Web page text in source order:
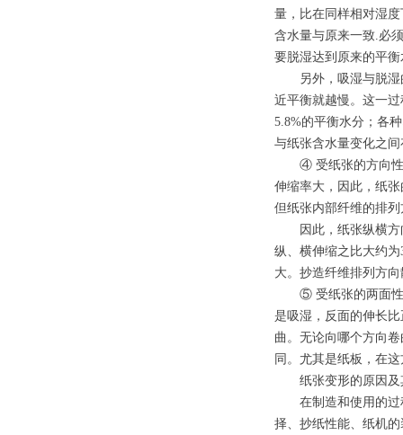
量，比在同样相对湿
含水量与原来一致.必
要脱湿达到原来的平
另外，吸湿与脱湿的
近平衡就越慢。这一
5.8%的平衡水分；各
与纸张含水量变化之
④ 受纸张的方向性影
伸缩率大，因此，纸
但纸张内部纤维的排
因此，纸张纵横方向
纵、横伸缩之比大约
大。抄造纤维排列方
⑤ 受纸张的两面性影
是吸湿，反面的伸长
曲。无论向哪个方向
同。尤其是纸板，在
纸张变形的原因及
在制造和使用的过程
择、抄纸性能、纸机